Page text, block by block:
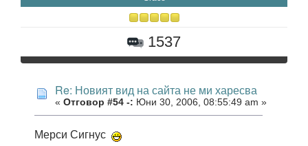
1537
Re: Новият вид на сайта не ми харесва
« Отговор #54 -: Юни 30, 2006, 08:55:49 am »
Мерси Сигнус